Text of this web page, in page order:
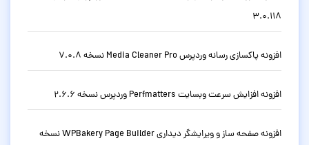
3.0.118
افزونه پاکسازی رسانه وردپرس Media Cleaner Pro نسخه 7.0.8
افزونه افزایش سرعت وبسایت Perfmatters وردپرس نسخه 2.6.6
افزونه صفحه ساز و ویرایشگر دیداری WPBakery Page Builder نسخه